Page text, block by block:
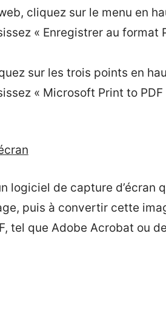
cliquez sur le menu en
« Enregistrer au format
sur les trois points en
« Microsoft Print to PDF
logiciel de capture d’écran
puis à convertir cette
tel que Adobe Acrobat ou